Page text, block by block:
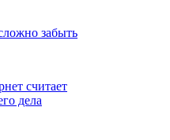
забыть
считает
дела